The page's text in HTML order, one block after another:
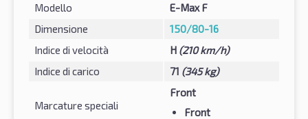
Modello
E-Max F
Dimensione
150/80-16
Indice di velocità
H (210 km/h)
Indice di carico
71 (345 kg)
Marcature speciali
Front
Front